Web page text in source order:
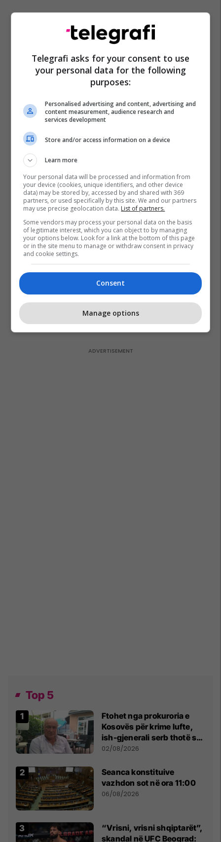
Promo Reklamo këtu
IPKO, Sponsor i Artë i DokuFest
2026, mbështet filmin dhe
frymëzon gjeneratën e re të
krijuesve
IPKO
praktike për mëngjes, piknik
dhe rrugë
MEKA HALAL FOOD
A po don me rrnu n’deti?
Kursimet mund t’ju sjellin një
banesë
Mësoni kujdesin shëndetësor
përmes përvojës praktike me
Edu Care
Top 5
Ftohet nga prokuroria e
Kosovës për krime lufte,
ish-gjenerali serb thotë se
dikush e tradhtoi në
02/08/2026
Seanca konstituive
vazhdon sot në ora 11:00
06/08/2026
“Vrisni, vrisni shqiptarët”,
skandal në UFC Beograd:
Telegrafi asks for your consent to use
your personal data for the following
purposes:
Personalised advertising and content, advertising and
content measurement, audience research and
services development
Store and/or access information on a device
Learn more
Your personal data will be processed and information from
your device (cookies, unique identifiers, and other device
data) may be stored by, accessed by and shared with 369
partners, or used specifically by this site. We and our partners
may use precise geolocation data. List of partners.
Some vendors may process your personal data on the basis
of legitimate interest, which you can object to by managing
your options below. Look for a link at the bottom of this page
or in the site menu to manage or withdraw consent in privacy
and cookie settings.
Consent
Manage options